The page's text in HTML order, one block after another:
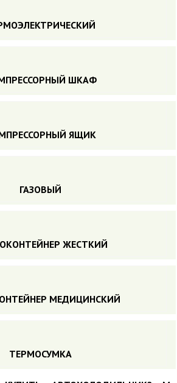
ШКАФ
ЯЩИК
ГАЗОВЫЙ
ЖЕСТКИЙ
МЕДИЦИНСКИЙ
ТЕРМОСУМКА